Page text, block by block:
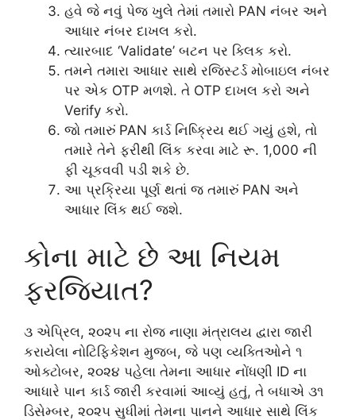
હવે જે નવું પેજ ખુલે તેમાં તમારો PAN નંબર અને
આધાર નંબર દાખલ કરો.
ત્યારબાદ ‘Validate’ બટન પર ક્લિક કરો.
તમને તમારા આધાર સાથે રજિસ્ટર્ડ મોબાઇલ નંબર
પર એક OTP મળશે. તે OTP દાખલ કરો અને
Verify કરો.
જો તમારું PAN કાર્ડ નિષ્ક્રિય થઈ ગયું હશે, તો
તમારે તેને ફરીથી લિંક કરવા માટે રૂ. 1,000 ની
ફી ચૂકવવી પડી શકે છે.
આ પ્રક્રિયા પૂર્ણ થતાં જ તમારું PAN અને
આધાર લિંક થઈ જશે.
કોના માટે છે આ નિયમ
ફરજિયાત?
૩ એપ્રિલ, ૨૦૨૫ ના રોજ નાણા મંત્રાલય દ્વારા જારી
કરાયેલા નોટિફિકેશન મુજબ, જે પણ વ્યક્તિઓને ૧
ઓક્ટોબર, ૨૦૨૪ પહેલા તેમના આધાર નોંધણી ID ના
આધારે પાન કાર્ડ જારી કરવામાં આવ્યું હતું, તે બધાએ ૩૧
ડિસેમ્બર, ૨૦૨૫ સુધીમાં તેમના પાનને આધાર સાથે લિંક